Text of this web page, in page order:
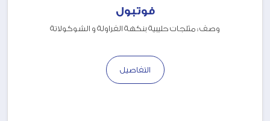
فوتبول
وصف : مثلجات حليبية بنكهة الفراولة و الشوكولاتة
التفاصيل